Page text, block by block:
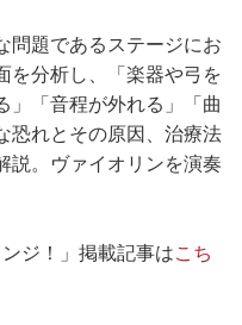
問題であるステージにお
を分析し、「楽器や弓を
」「音程が外れる」「曲
恐れとその原因、治療法
説。ヴァイオリンを演奏
ジ！」掲載記事はこち